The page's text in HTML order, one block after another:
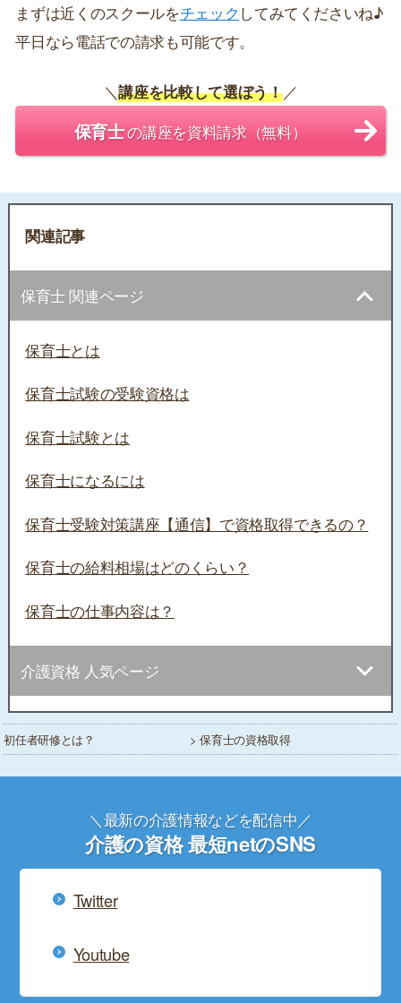
まずは近くのスクールをチェック してみてくださいね♪
平日なら電話での請求も可能です。
＼講座を比較して選ぼう！／
保育士の講座を資料請求（無料）
関連記事
保育士 関連ページ
保育士とは
保育士試験の受験資格は
保育士試験とは
保育士になるには
保育士受験対策講座【通信】で資格取得できるの？
保育士の給料相場はどのくらい？
保育士の仕事内容は？
介護資格 人気ページ
初任者研修とは？ > 保育士の資格取得
＼最新の介護情報などを配信中／
介護の資格 最短netのSNS
Twitter
Youtube